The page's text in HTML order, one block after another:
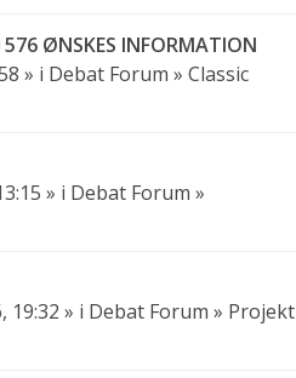
576 ØNSKES INFORMATION
» i Debat Forum » Classic
» i Debat Forum »
19:32 » i Debat Forum » Projekt